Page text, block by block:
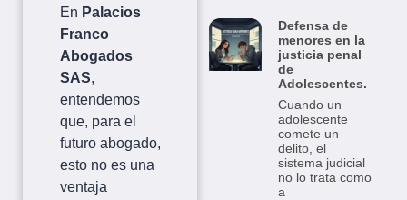
En Palacios
Franco
Abogados
SAS,
entendemos
que, para el
futuro abogado,
esto no es una
ventaja
Defensa de
menores en la
justicia penal
de
Adolescentes.
Cuando un
adolescente
comete un
delito, el
sistema judicial
no lo trata como
a